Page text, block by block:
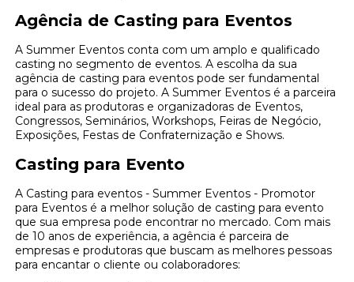
Agência de Casting para Eventos
A Summer Eventos conta com um amplo e qualificado
casting no segmento de eventos. A escolha da sua
agência de casting para eventos pode ser fundamental
para o sucesso do projeto. A Summer Eventos é a parceira
ideal para as produtoras e organizadoras de Eventos,
Congressos, Seminários, Workshops, Feiras de Negócio,
Exposições, Festas de Confraternização e Shows.
Casting para Evento
A Casting para eventos - Summer Eventos - Promotor
para Eventos é a melhor solução de casting para evento
que sua empresa pode encontrar no mercado. Com mais
de 10 anos de experiência, a agência é parceira de
empresas e produtoras que buscam as melhores pessoas
para encantar o cliente ou colaboradores: